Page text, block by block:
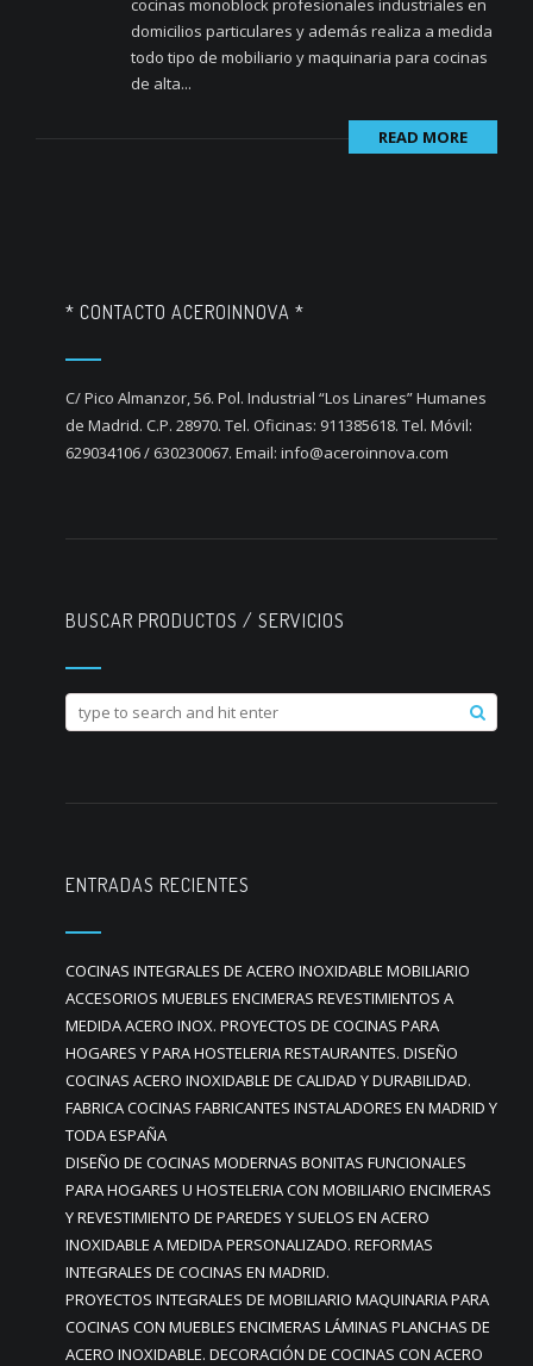
cocinas monoblock profesionales industriales en
domicilios particulares y además realiza a medida
todo tipo de mobiliario y maquinaria para cocinas
de alta...
READ MORE
* CONTACTO ACEROINNOVA *
C/ Pico Almanzor, 56. Pol. Industrial “Los Linares” Humanes
de Madrid. C.P. 28970. Tel. Oficinas: 911385618. Tel. Móvil:
629034106 / 630230067. Email: info@aceroinnova.com
BUSCAR PRODUCTOS / SERVICIOS
ENTRADAS RECIENTES
COCINAS INTEGRALES DE ACERO INOXIDABLE MOBILIARIO
ACCESORIOS MUEBLES ENCIMERAS REVESTIMIENTOS A
MEDIDA ACERO INOX. PROYECTOS DE COCINAS PARA
HOGARES Y PARA HOSTELERIA RESTAURANTES. DISEÑO
COCINAS ACERO INOXIDABLE DE CALIDAD Y DURABILIDAD.
FABRICA COCINAS FABRICANTES INSTALADORES EN MADRID Y
TODA ESPAÑA
DISEÑO DE COCINAS MODERNAS BONITAS FUNCIONALES
PARA HOGARES U HOSTELERIA CON MOBILIARIO ENCIMERAS
Y REVESTIMIENTO DE PAREDES Y SUELOS EN ACERO
INOXIDABLE A MEDIDA PERSONALIZADO. REFORMAS
INTEGRALES DE COCINAS EN MADRID.
PROYECTOS INTEGRALES DE MOBILIARIO MAQUINARIA PARA
COCINAS CON MUEBLES ENCIMERAS LÁMINAS PLANCHAS DE
ACERO INOXIDABLE. DECORACIÓN DE COCINAS CON ACERO